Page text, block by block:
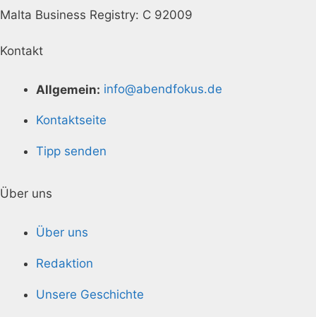
Malta Business Registry: C 92009
Kontakt
Allgemein: info@abendfokus.de
Kontaktseite
Tipp senden
Über uns
Über uns
Redaktion
Unsere Geschichte